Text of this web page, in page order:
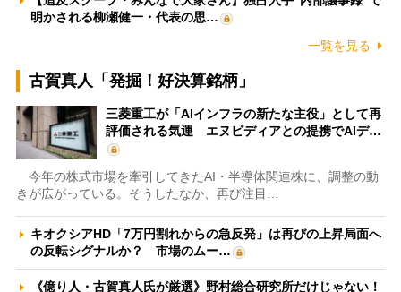
明かされる柳瀬健一・代表の思…
一覧を見る
古賀真人「発掘！好決算銘柄」
三菱重工が「AIインフラの新たな主役」として再
評価される気運 エヌビディアとの提携でAIデ…
今年の株式市場を牽引してきたAI・半導体関連株に、調整の動
きが広がっている。そうしたなか、再び注目…
キオクシアHD「7万円割れからの急反発」は再びの上昇局面へ
の反転シグナルか？ 市場のムー…
《億り人・古賀真人氏が厳選》野村総合研究所だけじゃない！